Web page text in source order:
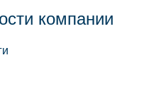
компании